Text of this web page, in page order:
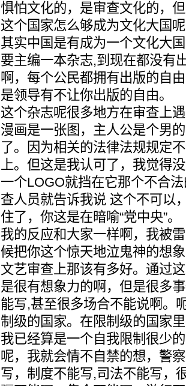
惧怕文化的，是审查文化的，
这个国家怎么够成为文化大国
其实中国是有成为一个文化大
要主编一本杂志,到现在都没有
啊，每个公民都拥有出版的自
是领导有不让你出版的自由。
这个杂志呢很多地方在审查上
漫画是一张图，主人公是个男
了。因为相关的法律法规规定
上。但这是我认可了，我觉得
一个LOGO就挡在它那个不合
查人员就告诉我说 这个不可以
住了，你这是在暗喻“党中央”。
我的反应和大家一样啊，我被
候把你这个惊天地泣鬼神的想
文艺审查上那该有多好。通过
是很有想象力的啊，但是很多
能写,甚至很多场合不能说啊。
制级的国家。在限制级的国家
我已经算是一个自我限制很少
呢，我就会情不自禁的想，警
写，制度不能写,司法不能写，